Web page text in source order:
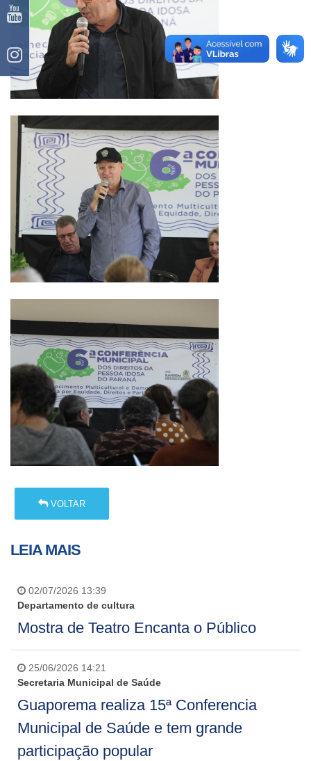
VOLTAR
LEIA MAIS
02/07/2026 13:39
Departamento de cultura
Mostra de Teatro Encanta o Público
25/06/2026 14:21
Secretaria Municipal de Saúde
Guaporema realiza 15ª Conferencia
Municipal de Saúde e tem grande
participação popular